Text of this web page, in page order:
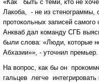
«Как быть с теми, кто не
Лакоба, - не из стенограммы,
протокольных записей самого
Анкваб дал команду СГБ
были слова: «Люди, которые
Абхазии»», - уточнил премьер.
На вопрос, как бы он
гальцев легче